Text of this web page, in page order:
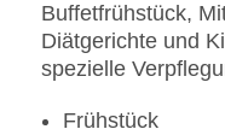
Buffetfrühstück,
Diätgerichte und
spezielle
Frühstück